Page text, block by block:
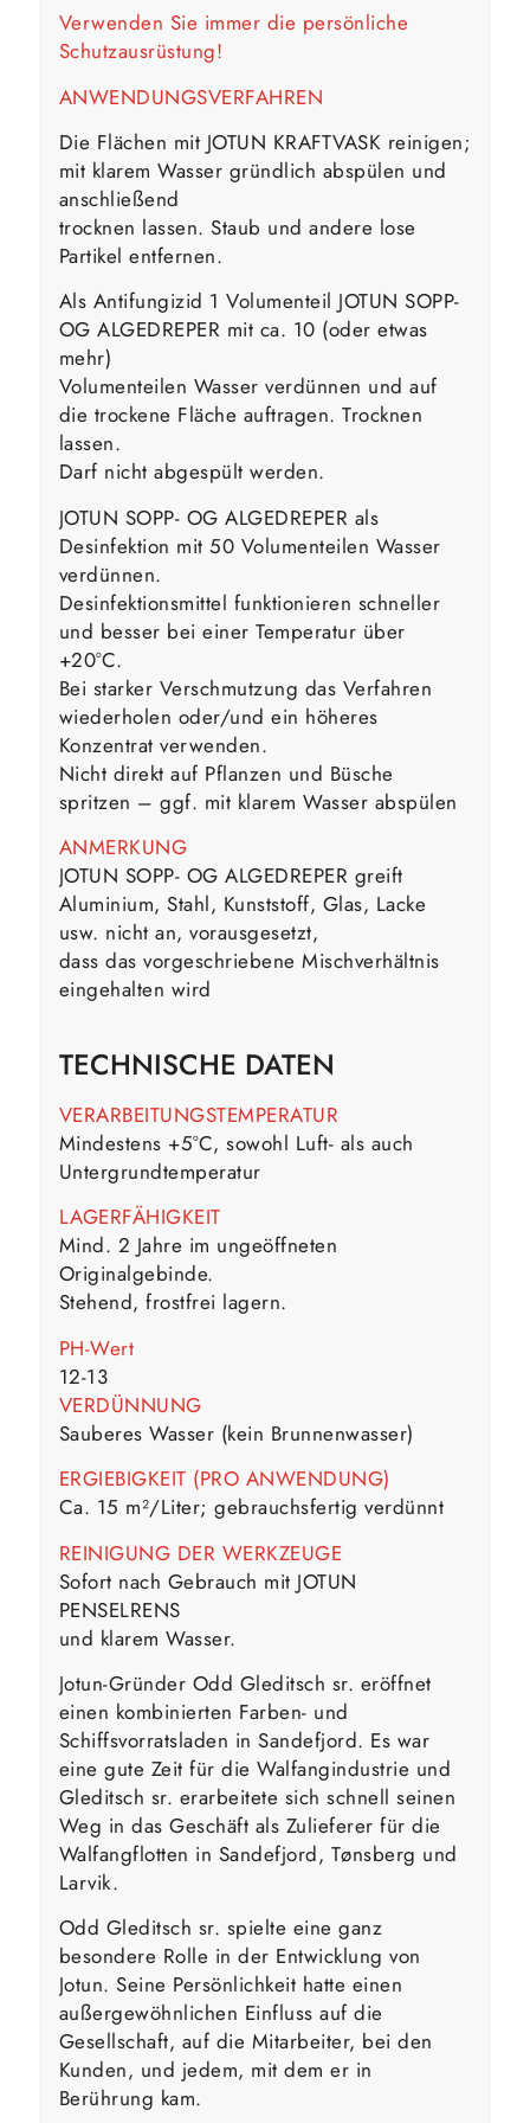
Verwenden Sie immer die persönliche
Schutzausrüstung!
ANWENDUNGSVERFAHREN
Die Flächen mit JOTUN KRAFTVASK reinigen;
mit klarem Wasser gründlich abspülen und
anschließend
trocknen lassen. Staub und andere lose
Partikel entfernen.
Als Antifungizid 1 Volumenteil JOTUN SOPP-
OG ALGEDREPER mit ca. 10 (oder etwas
mehr)
Volumenteilen Wasser verdünnen und auf
die trockene Fläche auftragen. Trocknen
lassen.
Darf nicht abgespült werden.
JOTUN SOPP- OG ALGEDREPER als
Desinfektion mit 50 Volumenteilen Wasser
verdünnen.
Desinfektionsmittel funktionieren schneller
und besser bei einer Temperatur über
+20°C.
Bei starker Verschmutzung das Verfahren
wiederholen oder/und ein höheres
Konzentrat verwenden.
Nicht direkt auf Pflanzen und Büsche
spritzen – ggf. mit klarem Wasser abspülen
ANMERKUNG
JOTUN SOPP- OG ALGEDREPER greift
Aluminium, Stahl, Kunststoff, Glas, Lacke
usw. nicht an, vorausgesetzt,
dass das vorgeschriebene Mischverhältnis
eingehalten wird
TECHNISCHE DATEN
VERARBEITUNGSTEMPERATUR
Mindestens +5°C, sowohl Luft- als auch
Untergrundtemperatur
LAGERFÄHIGKEIT
Mind. 2 Jahre im ungeöffneten
Originalgebinde.
Stehend, frostfrei lagern.
PH-Wert
12-13
VERDÜNNUNG
Sauberes Wasser (kein Brunnenwasser)
ERGIEBIGKEIT (PRO ANWENDUNG)
Ca. 15 m²/Liter; gebrauchsfertig verdünnt
REINIGUNG DER WERKZEUGE
Sofort nach Gebrauch mit JOTUN
PENSELRENS
und klarem Wasser.
Jotun-Gründer Odd Gleditsch sr. eröffnet
einen kombinierten Farben- und
Schiffsvorratsladen in Sandefjord. Es war
eine gute Zeit für die Walfangindustrie und
Gleditsch sr. erarbeitete sich schnell seinen
Weg in das Geschäft als Zulieferer für die
Walfangflotten in Sandefjord, Tønsberg und
Larvik.
Odd Gleditsch sr. spielte eine ganz
besondere Rolle in der Entwicklung von
Jotun. Seine Persönlichkeit hatte einen
außergewöhnlichen Einfluss auf die
Gesellschaft, auf die Mitarbeiter, bei den
Kunden, und jedem, mit dem er in
Berührung kam.